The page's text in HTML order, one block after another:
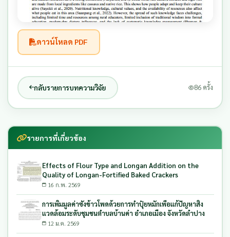
ดาวน์โหลด PDF
กลับรายการบทความวิจัย 86 ครั้ง
รายการที่เกี่ยวข้อง
Effects of Flour Type and Longan Addition on the
Quality of Longan-Fortified Baked Crackers
16 ก.พ. 2569
การเพิ่มมูลค่าซังข้าวโพดด้วยการทำปุ๋ยหมักเพื่อแก้ปัญหาสิ่ง
แวดล้อมระดับชุมชนตำบลบ้านค่า อำเภอเมือง จังหวัดลำปาง
12 ม.ค. 2569